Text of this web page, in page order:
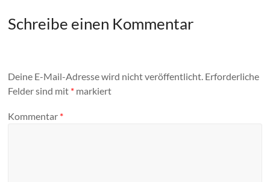
Schreibe einen Kommentar
Deine E-Mail-Adresse wird nicht veröffentlicht. Erforderliche
Felder sind mit * markiert
Kommentar *